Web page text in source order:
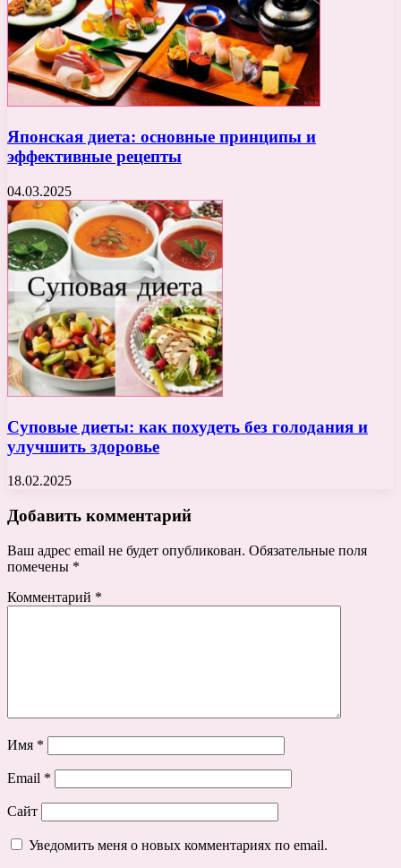
Японская диета: основные принципы и
эффективные рецепты
04.03.2025
Суповые диеты: как похудеть без голодания и
улучшить здоровье
18.02.2025
Добавить комментарий
Ваш адрес email не будет опубликован. Обязательные поля
помечены *
Комментарий *
Имя *
Email *
Сайт
Уведомить меня о новых комментариях по email.